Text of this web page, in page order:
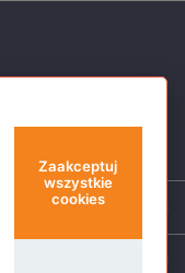
Zaakceptuj
wszystkie
cookies